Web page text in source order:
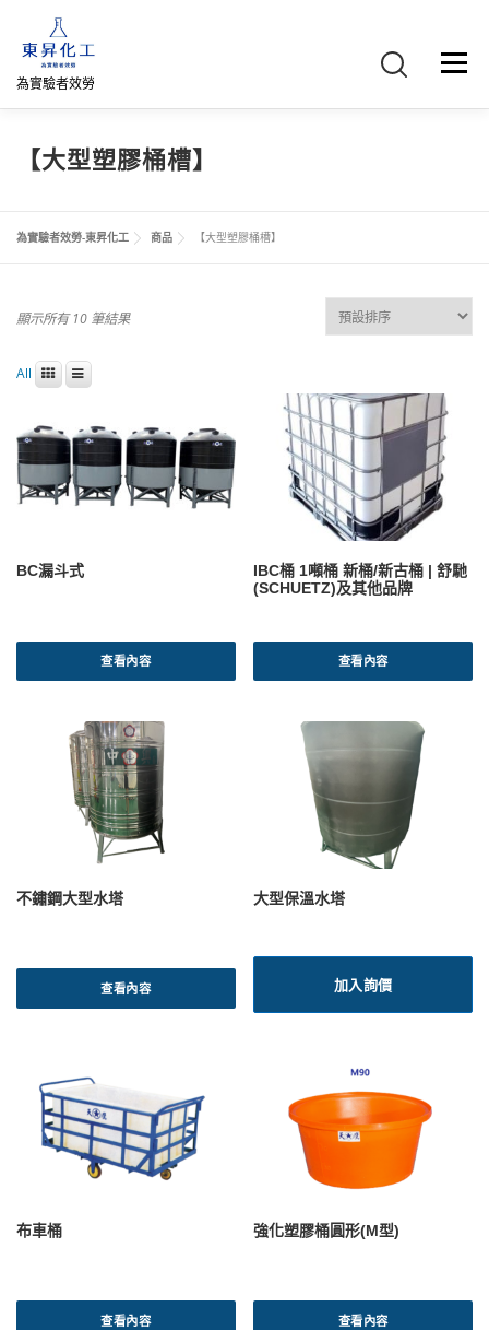
為實驗者效勞
選單
首頁 關於我們 聯絡我們
網路商店 直購專區 詢價車、購物車/會員
【大型塑膠桶槽】
為實驗者效勞-東昇化工 商品 【大型塑膠桶槽】
顯示所有 10 筆結果
All
BC漏斗式
查看內容
IBC桶 1噸桶 新桶/新古桶 | 舒馳
(SCHUETZ)及其他品牌
查看內容
不鏽鋼大型水塔
查看內容
大型保溫水塔
加入詢價
布車桶
查看內容
強化塑膠桶圓形(M型)
查看內容